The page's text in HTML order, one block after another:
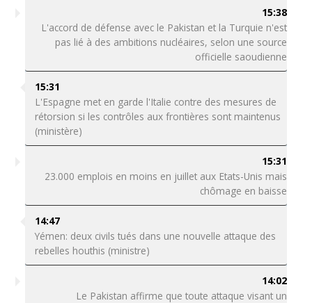
15:38
L'accord de défense avec le Pakistan et la Turquie n'est
pas lié à des ambitions nucléaires, selon une source
officielle saoudienne
15:31
L'Espagne met en garde l'Italie contre des mesures de
rétorsion si les contrôles aux frontières sont maintenus
(ministère)
15:31
23.000 emplois en moins en juillet aux Etats-Unis mais
chômage en baisse
14:47
Yémen: deux civils tués dans une nouvelle attaque des
rebelles houthis (ministre)
14:02
Le Pakistan affirme que toute attaque visant un